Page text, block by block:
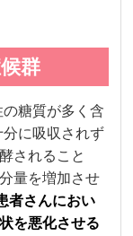
群
糖質が多く含
に吸収されず
されること
量を増加させ
者さんにおい
を悪化させる